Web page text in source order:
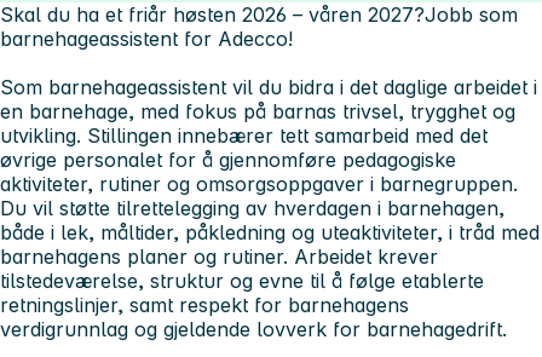
Skal du ha et friår høsten 2026 – våren 2027?Jobb som
barnehageassistent for Adecco!
Som barnehageassistent vil du bidra i det daglige arbeidet i
en barnehage, med fokus på barnas trivsel, trygghet og
utvikling. Stillingen innebærer tett samarbeid med det
øvrige personalet for å gjennomføre pedagogiske
aktiviteter, rutiner og omsorgsoppgaver i barnegruppen.
Du vil støtte tilrettelegging av hverdagen i barnehagen,
både i lek, måltider, påkledning og uteaktiviteter, i tråd med
barnehagens planer og rutiner. Arbeidet krever
tilstedeværelse, struktur og evne til å følge etablerte
retningslinjer, samt respekt for barnehagens
verdigrunnlag og gjeldende lovverk for barnehagedrift.